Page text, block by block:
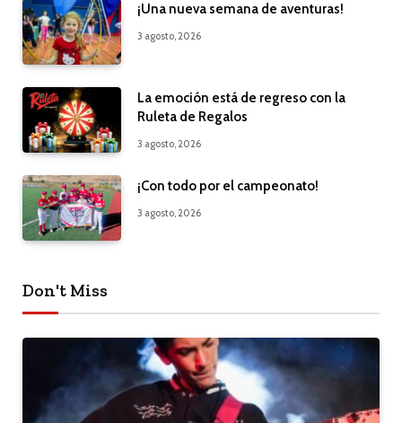
¡Una nueva semana de aventuras!
3 agosto, 2026
La emoción está de regreso con la
Ruleta de Regalos
3 agosto, 2026
¡Con todo por el campeonato!
3 agosto, 2026
Don't Miss